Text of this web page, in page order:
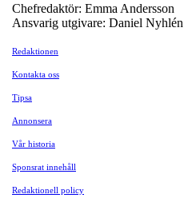
Chefredaktör: Emma Andersson
Ansvarig utgivare: Daniel Nyhlén
Redaktionen
Kontakta oss
Tipsa
Annonsera
Vår historia
Sponsrat innehåll
Redaktionell policy